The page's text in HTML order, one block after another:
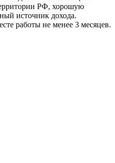
РФ, хорошую
источник дохода.
работы не менее 3 месяцев.